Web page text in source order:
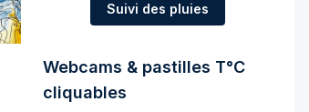
Suivi des pluies
Webcams & pastilles T°C
cliquables